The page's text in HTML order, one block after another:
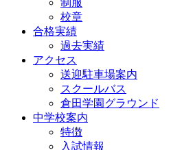
校章
合格実績
過去実績
アクセス
送迎駐車場案内
スクールバス
倉田学園グラウンド
中学校案内
特徴
入試情報